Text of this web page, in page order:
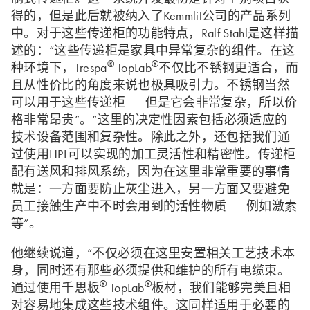
得的，但是此后就被纳入了Kemmlit公司的产品系列
中。对于这些传递柜的功能特点，Ralf Stahl是这样描
述的：“这些传递柜是家具中异常复杂的组件。在这
种环境下，Trespa®TopLab®不仅比不锈钢更适合，而
且从性价比的角度来说也极具吸引力。不锈钢当然
可以用于这些传递柜——但是它会非常复杂，所以价
格非常昂贵”。“这里的决定性因素包括必须适应的
技术设备范围和复杂性。除此之外，还包括我们通
过使用HPL可以实现的加工灵活性和精密性。传递柜
配有送风和排风系统，因为在这里非常重要的事情
就是：一方面要防止灰尘进入，另一方面又要避免
员工接触生产中不时会用到的活性物质——例如激素
等”。
他继续说道，“不仅必须在这里安置相关工艺技术本
身，同时还有那些必须提供和维护的所有电缆束。
通过使用千思板® TopLab®板材，我们能够完美且相
对容易地集成这些技术组件。这同样适用于必要的